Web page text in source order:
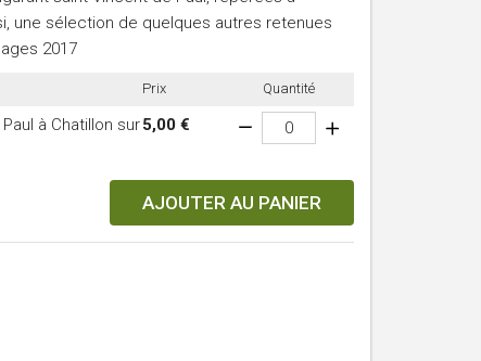
une sélection de quelques autres retenues
2017
Prix Quantité
à Chatillon sur5,00 €
AJOUTER AU PANIER